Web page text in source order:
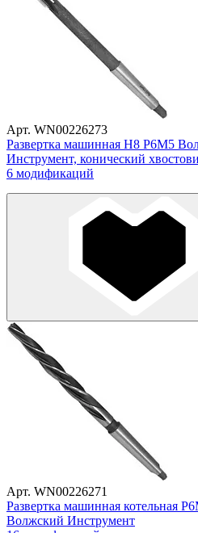
Арт. WN00226273
Развертка машинная Н8 Р6М5
Инструмент, конический
6 модификаций
Арт. WN00226271
Развертка машинная котельная
Волжский Инструмент